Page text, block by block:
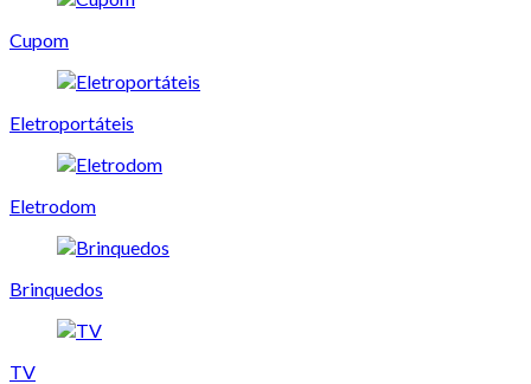
Cupom
Eletroportáteis
Eletrodom
Brinquedos
TV